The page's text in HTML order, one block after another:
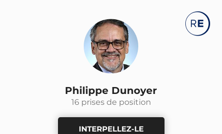
Philippe Dunoyer
16 prises de position
INTERPELLEZ-LE